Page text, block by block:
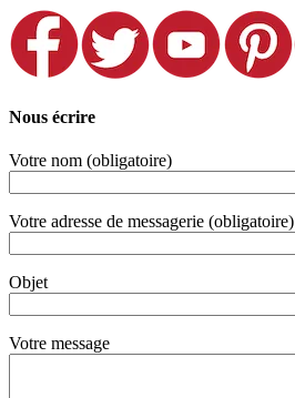
Nous écrire
Votre nom (obligatoire)
Votre adresse de messagerie (obligatoire)
Objet
Votre message